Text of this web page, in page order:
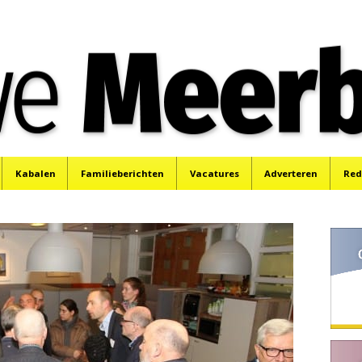
Kabalen Familieberichten Vacatures Adverteren